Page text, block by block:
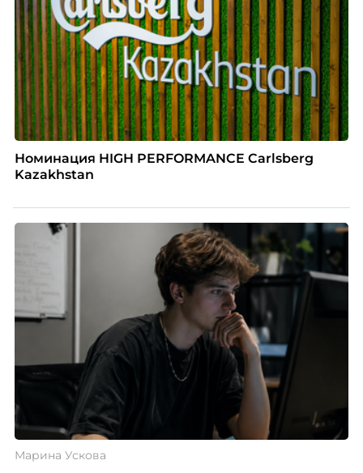
Номинация HIGH PERFORMANCE Carlsberg
Kazakhstan
Марина Ускова